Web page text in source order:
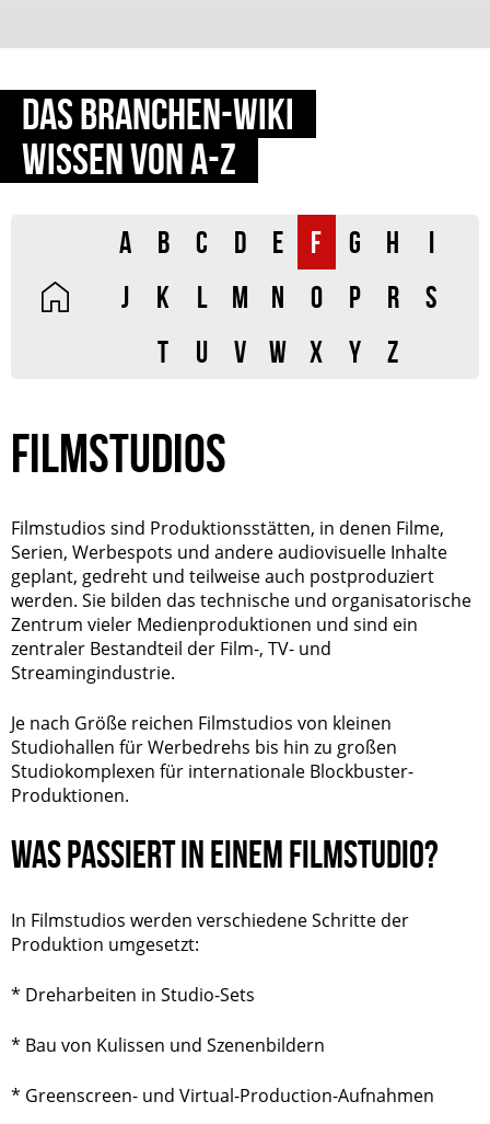
DAS BRANCHEN-WIKI
WISSEN VON A-Z
A B C D E F G H
I
J
K L M N O P R
S
T
U V W X Y Z
FILMSTUDIOS
Filmstudios sind Produktionsstätten, in denen Filme,
Serien, Werbespots und andere audiovisuelle Inhalte
geplant, gedreht und teilweise auch postproduziert
werden. Sie bilden das technische und organisatorische
Zentrum vieler Medienproduktionen und sind ein
zentraler Bestandteil der Film-, TV- und
Streamingindustrie.
Je nach Größe reichen Filmstudios von kleinen
Studiohallen für Werbedrehs bis hin zu großen
Studiokomplexen für internationale Blockbuster-
Produktionen.
WAS PASSIERT IN EINEM FILMSTUDIO?
In Filmstudios werden verschiedene Schritte der
Produktion umgesetzt:
* Dreharbeiten in Studio-Sets
* Bau von Kulissen und Szenenbildern
* Greenscreen- und Virtual-Production-Aufnahmen